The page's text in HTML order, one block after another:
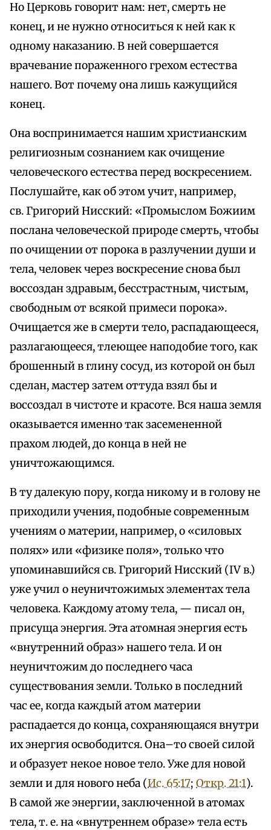
Но Церковь говорит нам: нет, смерть не
конец, и не нужно относиться к ней как к
одному наказанию. В ней совершается
врачевание пораженного грехом естества
нашего. Вот почему она лишь кажущийся
конец.
Она воспринимается нашим христианским
религиозным сознанием как очищение
человеческого естества перед воскресением.
Послушайте, как об этом учит, например,
св. Григорий Нисский: «Промыслом Божиим
послана человеческой природе смерть, чтобы
по очищении от порока в разлучении души и
тела, человек через воскресение снова был
воссоздан здравым, бесстрастным, чистым,
свободным от всякой примеси порока».
Очищается же в смерти тело, распадающееся,
разлагающееся, тлеющее наподобие того, как
брошенный в глину сосуд, из которой он был
сделан, мастер затем оттуда взял бы и
воссоздал в чистоте и красоте. Вся наша земля
оказывается именно так засемененной
прахом людей, до конца в ней не
уничтожающимся.
В ту далекую пору, когда никому и в голову не
приходили учения, подобные современным
учениям о материи, например, о «силовых
полях» или «физике поля», только что
упоминавшийся св. Григорий Нисский (IV в.)
уже учил о неуничтожимых элементах тела
человека. Каждому атому тела, — писал он,
присуща энергия. Эта атомная энергия есть
«внутренний образ» нашего тела. И он
неуничтожим до последнего часа
существования земли. Только в последний
час ее, когда каждый атом материи
распадается до конца, сохраняющаяся внутри
их энергия освободится. Она–то своей силой
и образует некое новое тело. Уже для новой
земли и для нового неба (Ис. 65:17; Откр. 21:1).
В самой же энергии, заключенной в атомах
тела, т. е. на «внутреннем образе» тела есть